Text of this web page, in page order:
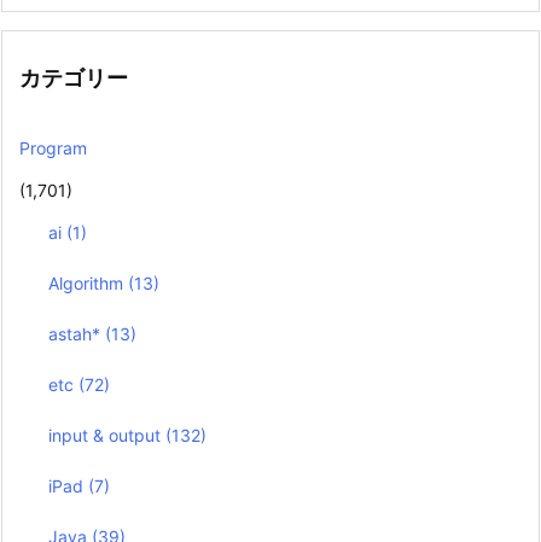
カテゴリー
Program
(1,701)
ai (1)
Algorithm (13)
astah* (13)
etc (72)
input & output (132)
iPad (7)
Java (39)